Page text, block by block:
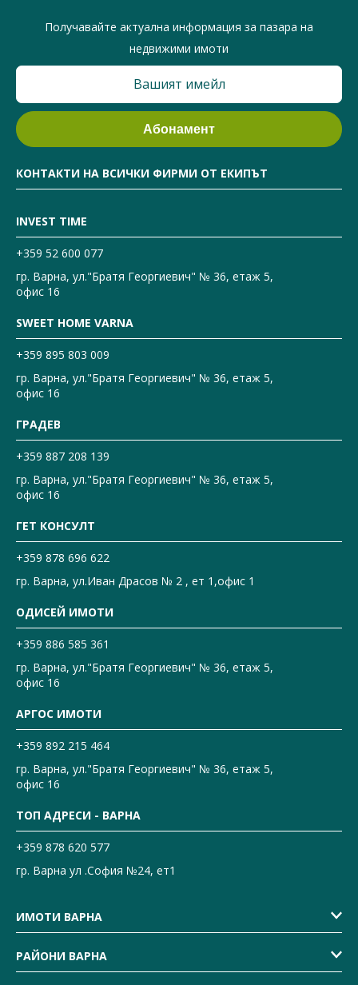
Получавайте актуална информация за пазара на
недвижими имоти
КОНТАКТИ НА ВСИЧКИ ФИРМИ ОТ ЕКИПЪТ
INVEST TIME
+359 52 600 077
гр. Варна, ул."Братя Георгиевич" № 36, етаж 5,
офис 16
SWEET HOME VARNA
+359 895 803 009
гр. Варна, ул."Братя Георгиевич" № 36, етаж 5,
офис 16
ГРАДЕВ
+359 887 208 139
гр. Варна, ул."Братя Георгиевич" № 36, етаж 5,
офис 16
ГЕТ КОНСУЛТ
+359 878 696 622
гр. Варна, ул.Иван Драсов № 2 , ет 1,офис 1
ОДИСЕЙ ИМОТИ
+359 886 585 361
гр. Варна, ул."Братя Георгиевич" № 36, етаж 5,
офис 16
АРГОС ИМОТИ
+359 892 215 464
гр. Варна, ул."Братя Георгиевич" № 36, етаж 5,
офис 16
ТОП АДРЕСИ - ВАРНА
+359 878 620 577
гр. Варна ул .София №24, ет1
ИМОТИ ВАРНА
РАЙОНИ ВАРНА